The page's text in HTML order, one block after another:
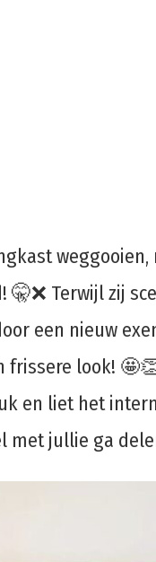
Terwijl zij
een nieuw
look!
en liet het
met jullie ga